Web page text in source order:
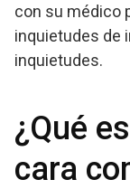
con su médico
inquietudes de
inquietudes.
¿Qué
cara